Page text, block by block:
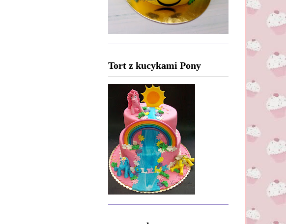
Tort z kucykami Pony